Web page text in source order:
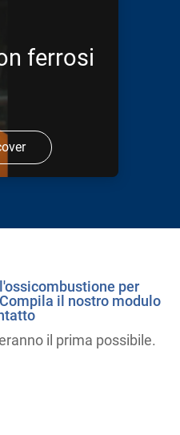
ferrosi
per
il nostro modulo
il prima possibile.